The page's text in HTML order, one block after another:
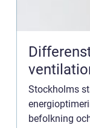
Stockholms
befolkning